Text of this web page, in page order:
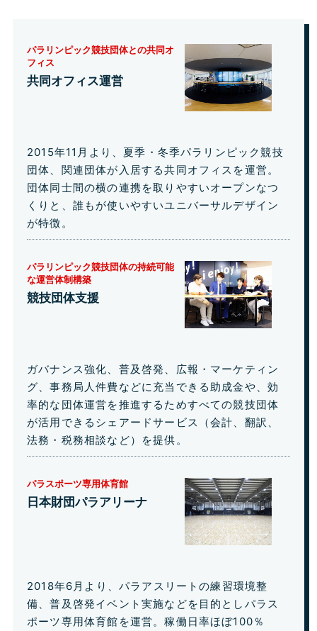
パラリンピック競技団体との共同オ
フィス
共同オフィス運営
2015年11月より、夏季・冬季パラリンピック競技
団体、関連団体が入居する共同オフィスを運営。
団体同士間の横の連携を取りやすいオープンなつ
くりと、誰もが使いやすいユニバーサルデザイン
が特徴。
パラリンピック競技団体の持続可能
な運営体制構築
競技団体支援
ガバナンス強化、普及啓発、広報・マーケティン
グ、事務局人件費などに充当できる助成金や、効
率的な団体運営を推進するためすべての競技団体
が活用できるシェアードサービス（会計、翻訳、
法務・税務相談など）を提供。
パラスポーツ専用体育館
日本財団パラアリーナ
2018年6月より、パラアスリートの練習環境整
備、普及啓発イベント実施などを目的としパラス
ポーツ専用体育館を運営。稼働日率ほぼ100％